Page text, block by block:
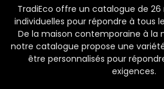
TradiEco offre un catalogue de
individuelles pour répondre à tous
De la maison contemporaine à la
notre catalogue propose une
être personnalisés pour
exigences.